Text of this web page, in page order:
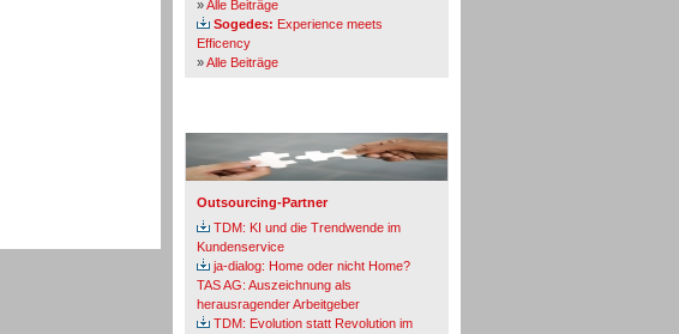
»Alle Beiträge
Sogedes: Experience meets
Efficency
»Alle Beiträge
Outsourcing-Partner
TDM: KI und die Trendwende im
Kundenservice
ja-dialog: Home oder nicht Home?
TAS AG: Auszeichnung als
herausragender Arbeitgeber
TDM: Evolution statt Revolution im